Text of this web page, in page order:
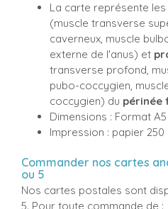
La carte représente les
(muscle transverse
caverneux, muscle
externe de l'anus) et
transverse profond,
pubo-coccygien,
coccygien) du périnée
Dimensions : Format
Impression : papier 250
Commander nos cartes
ou 5
Nos cartes postales sont
5. Pour toute commande de :